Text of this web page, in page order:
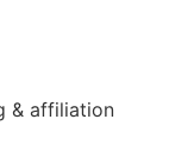
& affiliation